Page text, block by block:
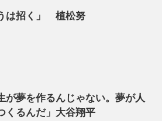
は招く」 植松努
が夢を作るんじゃない。夢が人
くるんだ」大谷翔平